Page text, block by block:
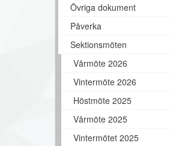
Övriga dokument
Påverka
Sektionsmöten
Vårmöte 2026
Vintermöte 2026
Höstmöte 2025
Vårmöte 2025
Vintermötet 2025